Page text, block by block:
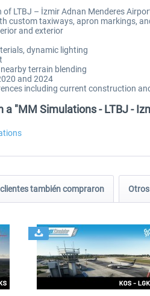
LTBJ – İzmir Adnan Menderes
custom taxiways, apron markings,
and exterior
dynamic lighting
terrain blending
and 2024
including current construction
a "MM Simulations - LTBJ -
también compraron